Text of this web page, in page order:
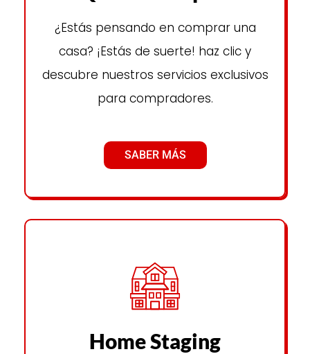
¿Estás pensando en comprar una
casa? ¡Estás de suerte! haz clic y
descubre nuestros servicios exclusivos
para compradores.
SABER MÁS
Home Staging